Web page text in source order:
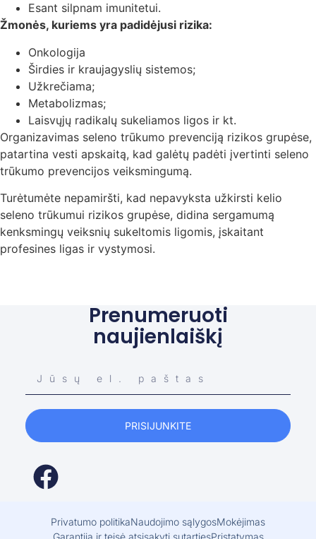
Esant silpnam imunitetui.
Žmonės, kuriems yra padidėjusi rizika:
Onkologija
Širdies ir kraujagyslių sistemos;
Užkrečiama;
Metabolizmas;
Laisvųjų radikalų sukeliamos ligos ir kt.
Organizavimas seleno trūkumo prevenciją rizikos grupėse,
patartina vesti apskaitą, kad galėtų padėti įvertinti seleno
trūkumo prevencijos veiksmingumą.
Turėtumėte nepamiršti, kad nepavyksta užkirsti kelio
seleno trūkumui rizikos grupėse, didina sergamumą
kenksmingų veiksnių sukeltomis ligomis, įskaitant
profesines ligas ir vystymosi.
Prenumeruoti
naujienlaiškį
PRISIJUNKITE
Privatumo politikaNaudojimo sąlygosMokėjimas